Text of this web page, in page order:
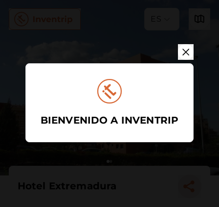
ES
Hotel Extremadura
BIENVENIDO A INVENTRIP